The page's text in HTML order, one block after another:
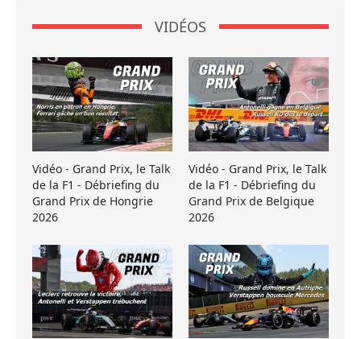
VIDÉOS
Vidéo - Grand Prix, le Talk
de la F1 - Débriefing du
Grand Prix de Hongrie
2026
Vidéo - Grand Prix, le Talk
de la F1 - Débriefing du
Grand Prix de Belgique
2026